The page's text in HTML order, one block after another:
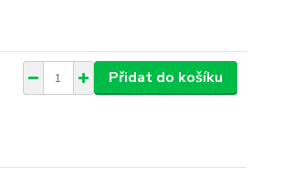
Přidat do košíku